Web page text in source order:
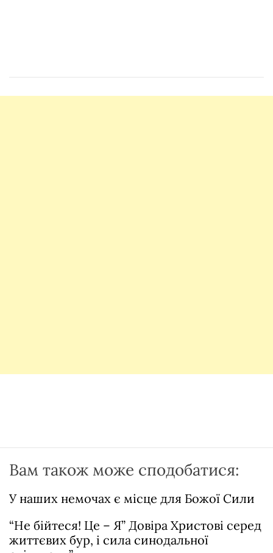
Вам також може сподобатися:
У наших немочах є місце для Божої Сили
“Не бійтеся! Це – Я” Довіра Христові серед
життєвих бур, і сила синодальної